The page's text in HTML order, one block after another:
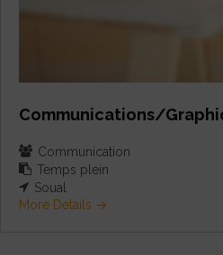
Communications/
Communication
Temps plein
Soual
More Details